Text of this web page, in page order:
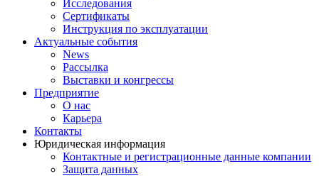
Исследования
Сертификаты
Инструкция по эксплуатации
Актуальные события
News
Рассылка
Выставки и конгрессы
Предприятие
О нас
Карьера
Контакты
Юридическая информация
Контактные и регистрационные данные компании
Защита данных